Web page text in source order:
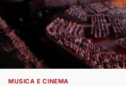
MUSICA E CINEMA